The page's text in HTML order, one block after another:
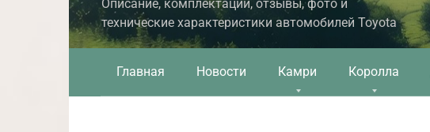
Описание, комплектации, отзывы, фото и
технические характеристики автомобилей Toyota
Главная Новости Камри Королла